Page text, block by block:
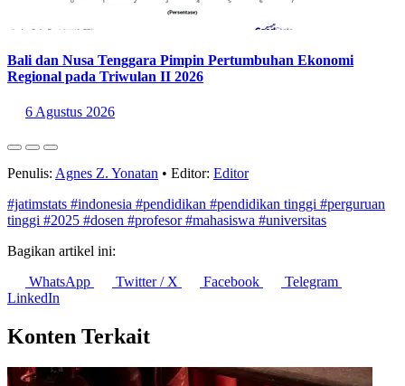
Bali dan Nusa Tenggara Pimpin Pertumbuhan Ekonomi
Regional pada Triwulan II 2026
6 Agustus 2026
Penulis: Agnes Z. Yonatan • Editor: Editor
#jatimstats #indonesia #pendidikan #pendidikan tinggi #perguruan
tinggi #2025 #dosen #profesor#mahasiswa #universitas
Bagikan artikel ini:
WhatsApp
Twitter / X Facebook
Telegram
LinkedIn
Konten Terkait